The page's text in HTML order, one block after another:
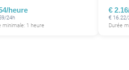
heure
24h
minimale: 1 heure
€
€ 16.22/
Durée